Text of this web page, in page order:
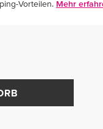
Vorteilen. Mehr